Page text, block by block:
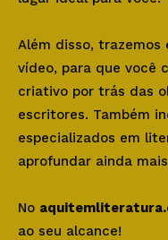
Além disso, trazemos
vídeo, para que você
criativo por trás das
escritores. Também
especializados em
aprofundar ainda
No
ao seu alcance!